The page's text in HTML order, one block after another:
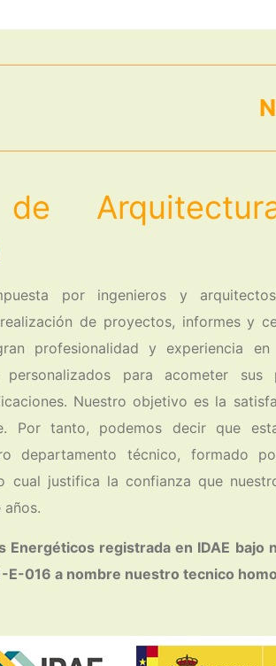
de
por ingenieros y
de proyectos, informes y
profesionalidad y experiencia
personalizados para acometer sus
Nuestro objetivo es la
Por tanto, podemos decir que
departamento técnico, formado
cual justifica la confianza que
Energéticos registrada en IDAE bajo
016 a nombre nuestro tecnico